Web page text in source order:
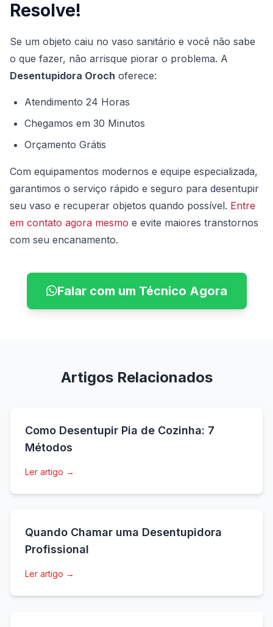
Resolve!
Se um objeto caiu no vaso sanitário e você não sabe
o que fazer, não arrisque piorar o problema. A
Desentupidora Oroch oferece:
Atendimento 24 Horas
Chegamos em 30 Minutos
Orçamento Grátis
Com equipamentos modernos e equipe especializada,
garantimos o serviço rápido e seguro para desentupir
seu vaso e recuperar objetos quando possível. Entre
em contato agora mesmo e evite maiores transtornos
com seu encanamento.
Falar com um Técnico Agora
Artigos Relacionados
Como Desentupir Pia de Cozinha: 7
Métodos
Ler artigo →
Quando Chamar uma Desentupidora
Profissional
Ler artigo →